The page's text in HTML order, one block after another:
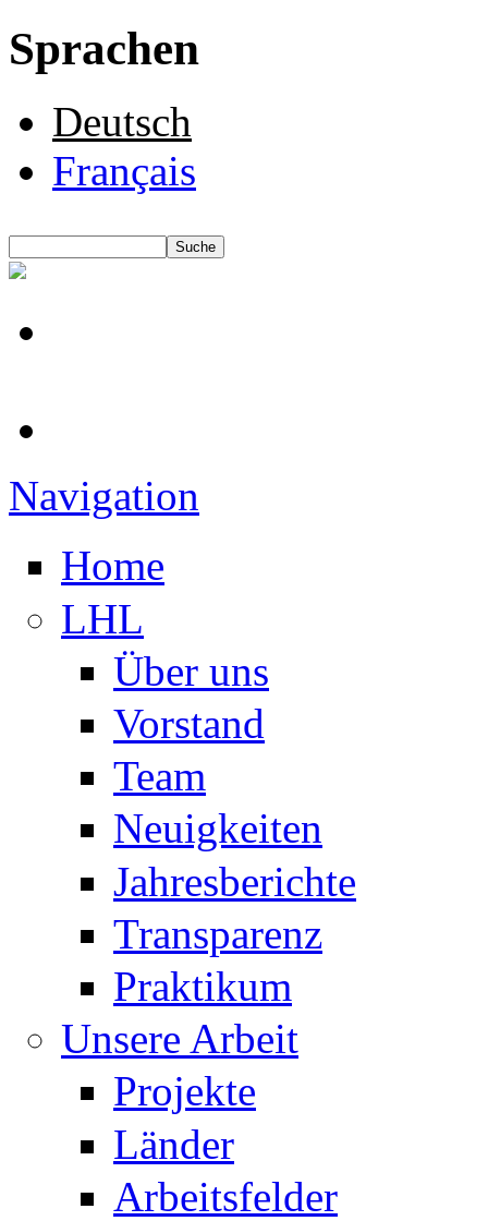
Sprachen
Deutsch
Français
Navigation
Home
LHL
Über uns
Vorstand
Team
Neuigkeiten
Jahresberichte
Transparenz
Praktikum
Unsere Arbeit
Projekte
Länder
Arbeitsfelder